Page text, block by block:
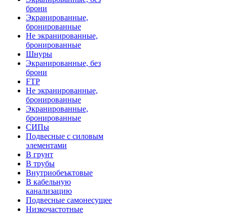
брони
Экранированные,
бронированные
Не экранированные,
бронированные
Шнуры
Экранированные, без
брони
FTP
Не экранированные,
бронированные
Экранированные,
бронированные
СИПы
Подвесные с силовым
элементами
В грунт
В трубы
Внутриобеъктовые
В кабельную
канализацию
Подвесные самонесущее
Низкочастотные